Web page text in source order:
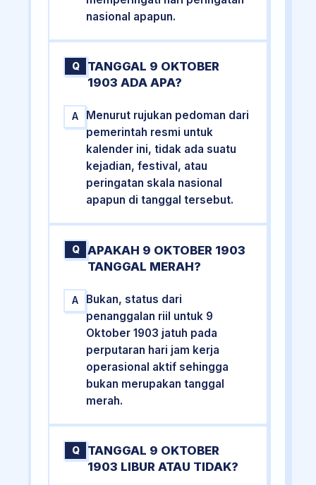
nasional apapun.
Q
TANGGAL 9 OKTOBER
1903 ADA APA?
A
Menurut rujukan pedoman dari
pemerintah resmi untuk
kalender ini, tidak ada suatu
kejadian, festival, atau
peringatan skala nasional
apapun di tanggal tersebut.
Q
APAKAH 9 OKTOBER 1903
TANGGAL MERAH?
A
Bukan, status dari
penanggalan riil untuk 9
Oktober 1903 jatuh pada
perputaran hari jam kerja
operasional aktif sehingga
bukan merupakan tanggal
merah.
Q
TANGGAL 9 OKTOBER
1903 LIBUR ATAU TIDAK?